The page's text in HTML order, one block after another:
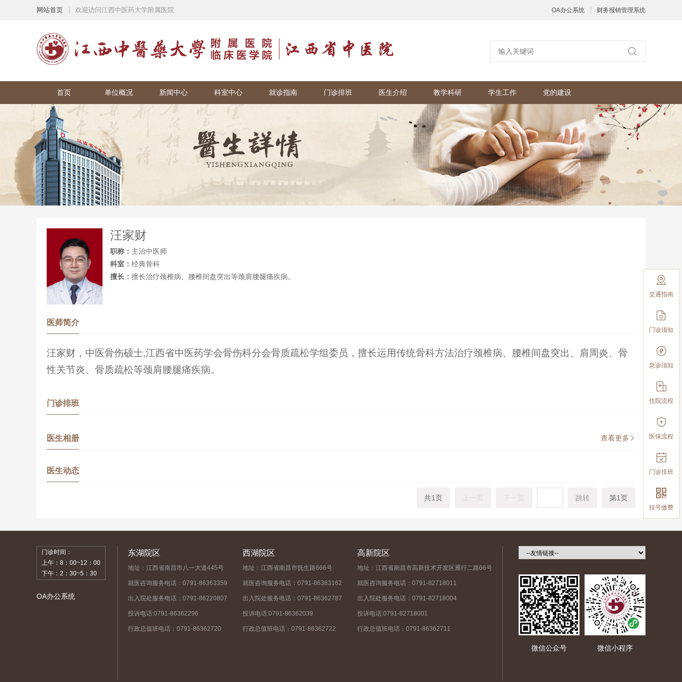
网站首页 欢迎访问江西中医药大学附属医院 OA办公系统 财务报销管理系统
首页 单位概况 新闻中心 科室中心 就诊指南 门诊排班 医生介绍 教学科研 学生工作 党的建设
汪家财
职称： 主治中医师
科室： 经典骨科
擅长： 擅长治疗颈椎病、腰椎间盘突出等颈肩腰腿痛疾病。
医师简介
汪家财，中医骨伤硕士,江西省中医药学会骨伤科分会骨质疏松学组委员，擅长运用传统骨科方法治疗颈椎病、腰椎间盘突出、肩周炎、骨
性关节炎、骨质疏松等颈肩腰腿痛疾病。
门诊排班
医生相册 查看更多 
医生动态
共1页 跳转 第1页
门诊时间：
上午：8：00~12：00
下午：2：30~5：30
OA办公系统
东湖院区
地址：江西省南昌市八一大道445号
就医咨询服务电话：0791-86363359
出入院处服务电话：0791-86220807
投诉电话:0791-86362296
行政总值班电话：0791-86362720
西湖院区
地址：江西省南昌市抚生路666号
就医咨询服务电话：0791-86363162
出入院处服务电话：0791-86362787
投诉电话:0791-86362039
行政总值班电话：0791-86362722
高新院区
地址：江西省南昌市高新技术开发区雁行二路66号
就医咨询服务电话：0791-82718011
出入院处服务电话：0791-82718004
投诉电话:0791-82718001
行政总值班电话：0791-86362711
微信公众号 微信小程序

交通指南

门诊须知

急诊须知

住院流程

医保流程

门诊排班

挂号缴费